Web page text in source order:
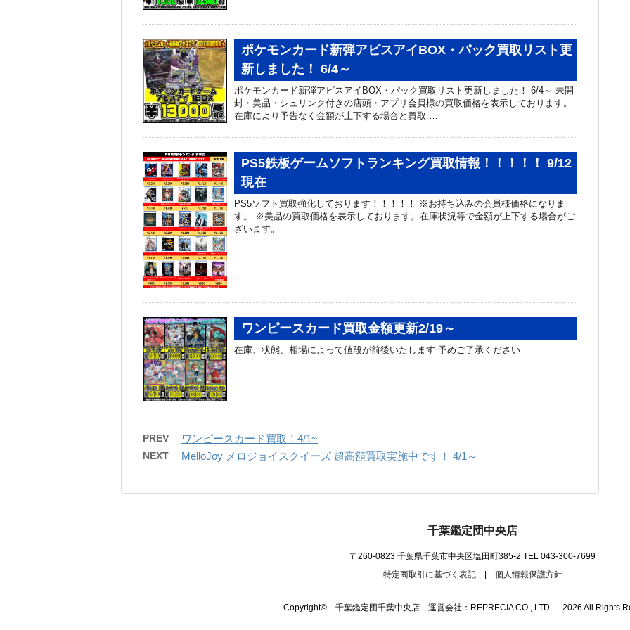
ポケモンカード新弾アビスアイBOX・パック買取リスト更
新しました！ 6/4～
ポケモンカード新弾アビスアイBOX・パック買取リスト更新しました！ 6/4～ 未開
封・美品・シュリンク付きの店頭・アプリ会員様の買取価格を表示しております。
在庫により予告なく金額が上下する場合と買取 …
PS5鉄板ゲームソフトランキング買取情報！！！！！ 9/12
現在
PS5ソフト買取強化しております！！！！！ ※お持ち込みの会員様価格になりま
す。 ※美品の買取価格を表示しております。在庫状況等で金額が上下する場合がご
ざいます。
ワンピースカード買取金額更新2/19～
在庫、状態、相場によって値段が前後いたします 予めご了承ください
PREV ワンピースカード買取！4/1~
NEXT MelloJoy メロジョイスクイーズ 超高額買取実施中です！ 4/1～
千葉鑑定団中央店
〒260-0823 千葉県千葉市中央区塩田町385-2 TEL 043-300-7699
特定商取引に基づく表記| 個人情報保護方針
Copyright© 千葉鑑定団千葉中央店 運営会社：REPRECIA CO., LTD. 2026 All Rights